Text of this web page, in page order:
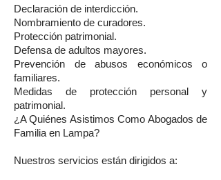
Declaración de interdicción.
Nombramiento de curadores.
Protección patrimonial.
Defensa de adultos mayores.
Prevención de abusos económicos o
familiares.
Medidas de protección personal y
patrimonial.
¿A Quiénes Asistimos Como Abogados de
Familia en Lampa?
Nuestros servicios están dirigidos a: